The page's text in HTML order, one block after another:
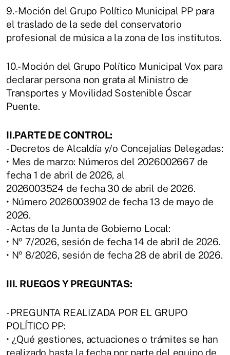
9.- Moción del Grupo Político Municipal PP para
el traslado de la sede del conservatorio
profesional de música a la zona de los institutos.
10.- Moción del Grupo Político Municipal Vox para
declarar persona non grata al Ministro de
Transportes y Movilidad Sostenible Óscar
Puente.
II.PARTE DE CONTROL:
- Decretos de Alcaldía y/o Concejalías Delegadas:
• Mes de marzo: Números del 2026002667 de
fecha 1 de abril de 2026, al
2026003524 de fecha 30 de abril de 2026.
• Número 2026003902 de fecha 13 de mayo de
2026.
- Actas de la Junta de Gobierno Local:
• Nº 7/2026, sesión de fecha 14 de abril de 2026.
• Nº 8/2026, sesión de fecha 28 de abril de 2026.
III. RUEGOS Y PREGUNTAS:
- PREGUNTA REALIZADA POR EL GRUPO
POLÍTICO PP:
• ¿Qué gestiones, actuaciones o trámites se han
realizado hasta la fecha por parte del equipo de